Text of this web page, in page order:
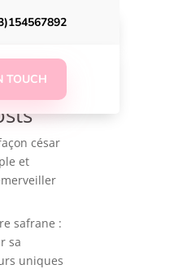
TOUCH
césar
et
safrane :
sa
uniques